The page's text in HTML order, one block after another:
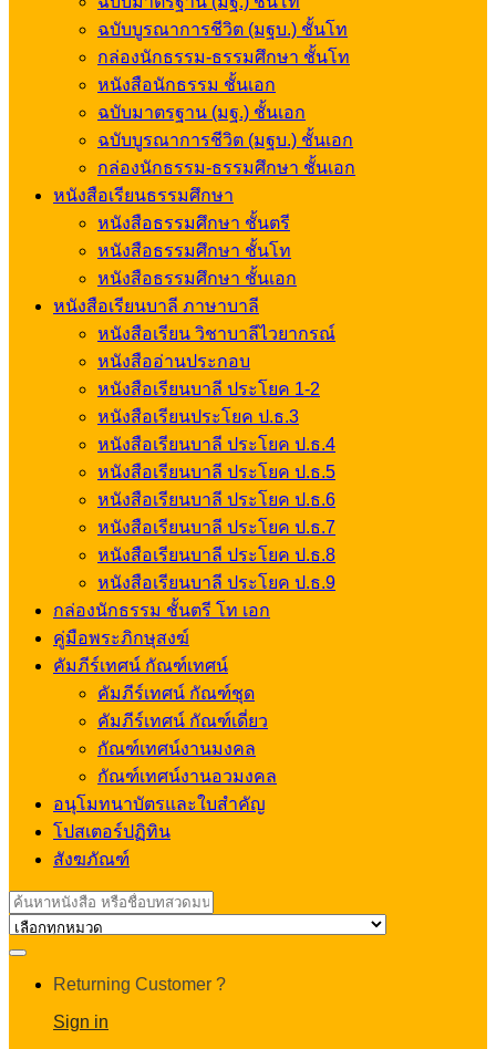
ฉบับบูรณาการชีวิต (มฐบ.) ชั้นโท
กล่องนักธรรม-ธรรมศึกษา ชั้นโท
หนังสือนักธรรม ชั้นเอก
ฉบับมาตรฐาน (มฐ.) ชั้นเอก
ฉบับบูรณาการชีวิต (มฐบ.) ชั้นเอก
กล่องนักธรรม-ธรรมศึกษา ชั้นเอก
หนังสือเรียนธรรมศึกษา
หนังสือธรรมศึกษา ชั้นตรี
หนังสือธรรมศึกษา ชั้นโท
หนังสือธรรมศึกษา ชั้นเอก
หนังสือเรียนบาลี ภาษาบาลี
หนังสือเรียน วิชาบาลีไวยากรณ์
หนังสืออ่านประกอบ
หนังสือเรียนบาลี ประโยค 1-2
หนังสือเรียนประโยค ป.ธ.3
หนังสือเรียนบาลี ประโยค ป.ธ.4
หนังสือเรียนบาลี ประโยค ป.ธ.5
หนังสือเรียนบาลี ประโยค ป.ธ.6
หนังสือเรียนบาลี ประโยค ป.ธ.7
หนังสือเรียนบาลี ประโยค ป.ธ.8
หนังสือเรียนบาลี ประโยค ป.ธ.9
กล่องนักธรรม ชั้นตรี โท เอก
คู่มือพระภิกษุสงฆ์
คัมภีร์เทศน์ กัณฑ์เทศน์
คัมภีร์เทศน์ กัณฑ์ชุด
คัมภีร์เทศน์ กัณฑ์เดี่ยว
กัณฑ์เทศน์งานมงคล
กัณฑ์เทศน์งานอวมงคล
อนุโมทนาบัตรและใบสำคัญ
โปสเตอร์ปฏิทิน
สังฆภัณฑ์
Search
for:
Returning Customer ?
Sign in